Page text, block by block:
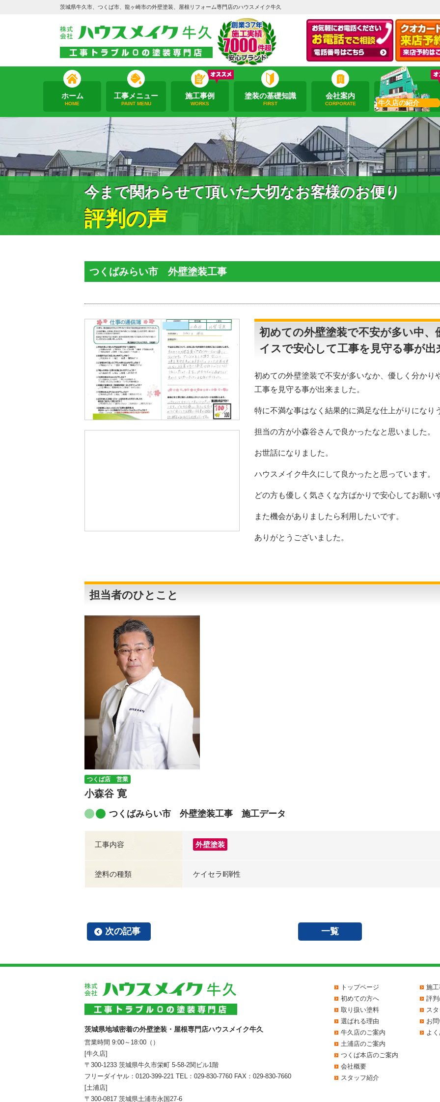
茨城県牛久市、つくば市、龍ヶ崎市の外壁塗装、屋根リフォーム専門店のハウスメイク牛久
ホーム
HOME
工事メニュー
PAINT MENU
施工事例
WORKS
塗装の基礎知識
FIRST
会社案内
CORPORATE 牛久店の紹介
今まで関わらせて頂いた大切なお客様のお便り
評判の声
つくばみらい市 外壁塗装工事
初めての外壁塗装で不安が多い中
イスで安心して工事を見守る事が出
初めての外壁塗装で不安が多いなか、優しく分かり
工事を見守る事が出来ました。
特に不満な事はなく結果的に満足な仕上がりになり
担当の方が小森谷さんで良かったなと思いました。
お世話になりました。
ハウスメイク牛久にして良かったと思っています。
どの方も優しく気さくな方ばかりで安心してお願い
また機会がありましたら利用したいです。
ありがとうございました。
担当者のひとこと
つくば店 営業
小森谷 寛
つくばみらい市 外壁塗装工事 施工データ
工事内容 外壁塗装
塗料の種類 ケイセラⅡ弾性
次の記事 一覧
茨城県地域密着の外壁塗装・屋根専門店ハウスメイク牛久
営業時間 9:00～18:00（）
[牛久店]
〒300-1233 茨城県牛久市栄町 5-58-2関ビル1階
フリーダイヤル： 0120-399-221 TEL： 029-830-7760 FAX：029-830-7660
[土浦店]
〒300-0817 茨城県土浦市永国27-6
トップページ
初めての方へ
取り扱い塗料
選ばれる理由
牛久店のご案内
土浦店のご案内
つくば本店のご案内
会社概要
スタッフ紹介
施工
評
ス
お
よ